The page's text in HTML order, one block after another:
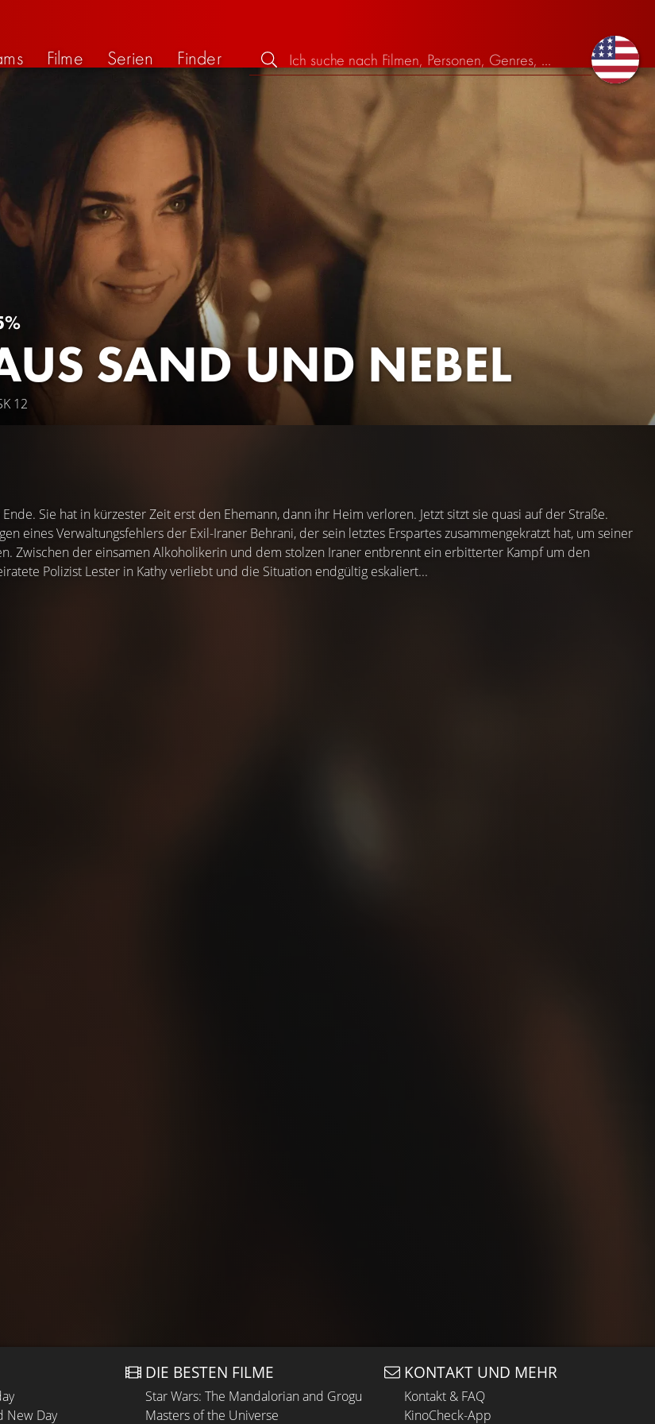
Filme Serien Finder
SAND UND NEBEL
12
Sie hat in kürzester Zeit erst den Ehemann, dann ihr Heim verloren. Jetzt sitzt sie quasi auf der Straße.
eines Verwaltungsfehlers der Exil-Iraner Behrani, der sein letztes Erspartes zusammengekratzt hat, um seiner
Zwischen der einsamen Alkoholikerin und dem stolzen Iraner entbrennt ein erbitterter Kampf um den
Polizist Lester in Kathy verliebt und die Situation endgültig eskaliert...
New Day
DIE BESTEN FILME
Star Wars: The Mandalorian and Grogu
Masters of the Universe
KONTAKT UND MEHR
Kontakt & FAQ
KinoCheck-App